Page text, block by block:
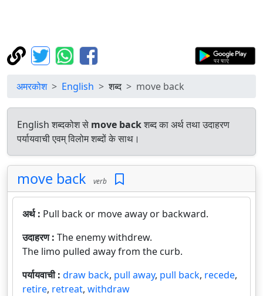
अमरकोश English शब्द move back
English शब्दकोश से move backशब्द का अर्थ तथा उदाहरण
पर्यायवाची एवम् विलोम शब्दों के साथ।
move back verb
अर्थ : Pull back or move away or backward.
उदाहरण : The enemy withdrew.
The limo pulled away from the curb.
पर्यायवाची : draw back, pull away, pull back, recede,
retire, retreat, withdraw